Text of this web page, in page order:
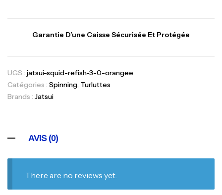
Garantie D’une Caisse Sécurisée Et Protégée
UGS : jatsui-squid-refish-3-0-orangee
Catégories : Spinning, Turluttes
Brands : Jatsui
AVIS (0)
There are no reviews yet.